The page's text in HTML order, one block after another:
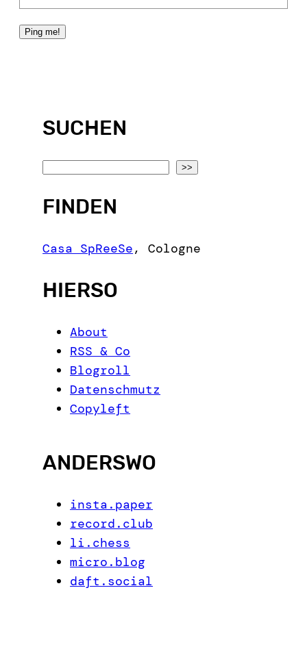
SUCHEN
a
c
>>
FINDEN
Casa SpReeSe,Cologne
HIERSO
About
RSS & Co
Blogroll
Datenschmutz
Copyleft
ANDERSWO
insta.paper
record.club
li.chess
micro.blog
daft.social